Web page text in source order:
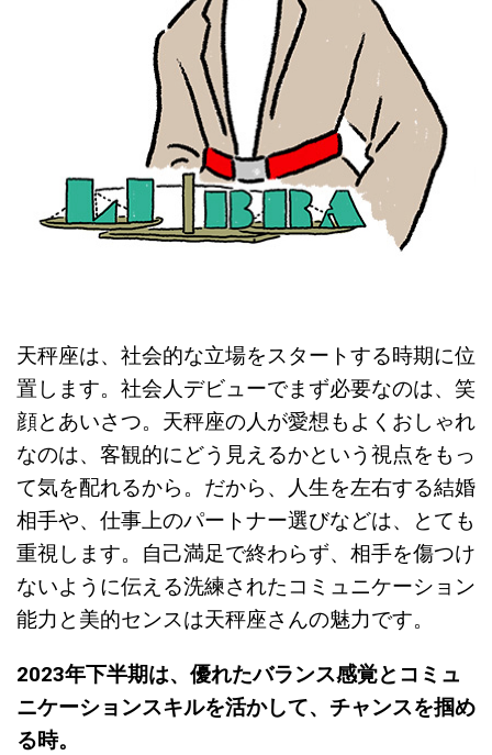
天秤座は、社会的な立場をスタートする時期に位
置します。社会人デビューでまず必要なのは、笑
顔とあいさつ。天秤座の人が愛想もよくおしゃれ
なのは、客観的にどう見えるかという視点をもっ
て気を配れるから。だから、人生を左右する結婚
相手や、仕事上のパートナー選びなどは、とても
重視します。自己満足で終わらず、相手を傷つけ
ないように伝える洗練されたコミュニケーション
能力と美的センスは天秤座さんの魅力です。
2023年下半期は、優れたバランス感覚とコミュ
ニケーションスキルを活かして、チャンスを掴め
る時。